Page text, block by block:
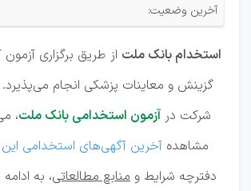
آخرین وضعیت:
استخدام بانک ملت از طریق برگزاری
گزینش و معاینات پزشکی انجام می‌پذیرد.
شرکت درآزمون استخدامی بانک ملت،
مشاهدهآخرین آگهی‌های استخدامی
دفترچه شرایط و منابع مطالعاتی، به